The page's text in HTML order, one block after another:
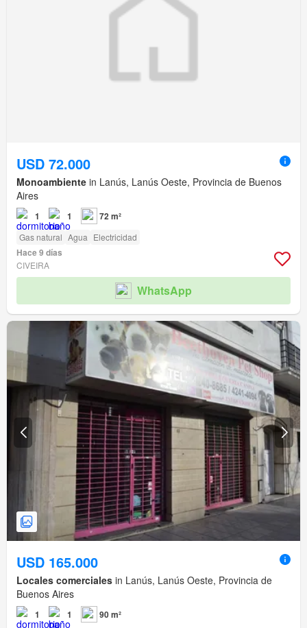
USD 72.000
Monoambiente in Lanús, Lanús Oeste, Provincia de Buenos
Aires
1 1 72 m²
Gas natural Agua Electricidad
Hace 9 días
CIVEIRA
WhatsApp
USD 165.000
Locales comerciales in Lanús, Lanús Oeste, Provincia de
Buenos Aires
1 1 90 m²